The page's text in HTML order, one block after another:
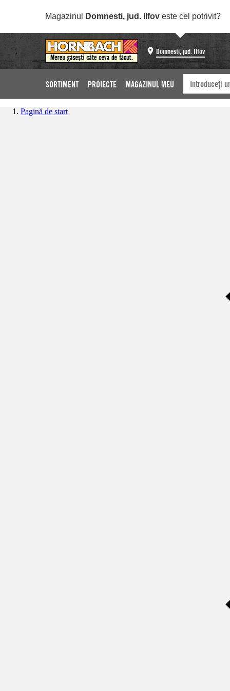
Magazinul Domnesti, jud. Ilfov este cel potrivit?
Domnesti, jud. Ilfov
SORTIMENT PROIECTE MAGAZINUL MEU
Pagină de start